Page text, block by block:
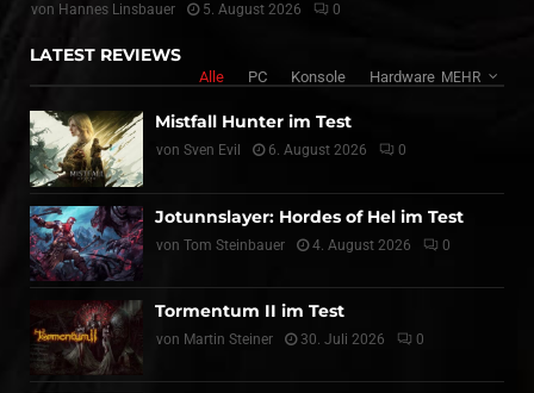
von Hannes Linsbauer 5. August 2026 0
LATEST REVIEWS
Alle PC Konsole Hardware MEHR
Mistfall Hunter im Test
von Sven Evil 6. August 2026 0
Jotunnslayer: Hordes of Hel im Test
von Tom Steinbauer 4. August 2026 0
Tormentum II im Test
von Martin Steiner 30. Juli 2026 0